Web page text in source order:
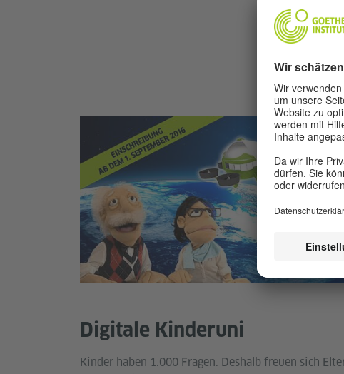
Digitale Kinderuni
Kinder haben 1.000 Fragen. Deshalb freuen sich